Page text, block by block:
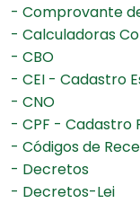
- Comprovante
- Calculadoras
- CBO
- CEI - Cadastro
- CNO
- CPF - Cadastro
- Códigos de
- Decretos
- Decretos-Lei